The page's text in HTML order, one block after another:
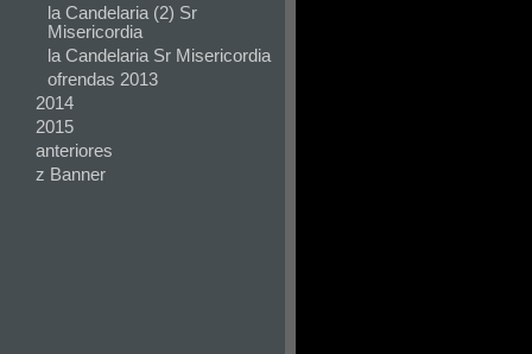
la Candelaria (2) Sr
Misericordia
la Candelaria Sr Misericordia
ofrendas 2013
2014
2015
anteriores
z Banner